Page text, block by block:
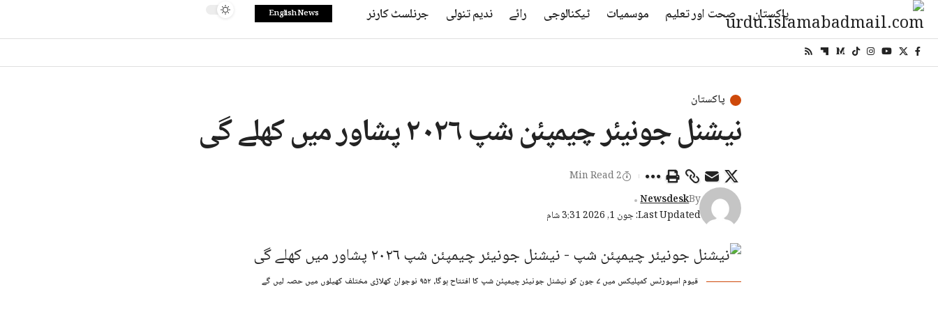
پاکستان صحت اور تعلیم موسمیات ٹیکنالوجی رائے ندیم تنولی جرنلسٹ کارنر English News
پاکستان
نیشنل جونیئر چیمپئن شپ ۲۰۲۶ پشاور میں کھلے گی
Last Updated: جون 1, 2026 3:31 شام
By
Newsdesk
2 Min Read
قیوم اسپورٹس کمپلیکس میں ۷ جون کو نیشنل جونیئر چیمپئن شپ کا افتتاح ہوگا، ۹۵۲ نوجوان کھلاڑی مختلف کھیلوں میں حصہ لیں گے